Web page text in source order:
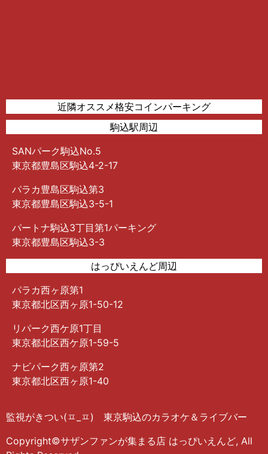
近隣オススメ格安コインパーキング
駒込駅周辺
SANパーク駒込No.5
東京都豊島区駒込4-2-17
パラカ豊島区駒込第3
東京都豊島区駒込3-5-1
パートナ駒込3丁目第1パーキング
東京都豊島区駒込3-3
はっぴいえんど周辺
パラカ西ヶ原第1
東京都北区西ヶ原1-50-12
リパーク西ケ原1丁目
東京都北区西ケ原1-59-5
ナビパーク西ヶ原第2
東京都北区西ヶ原1-40
監視がきつい(ㅍ_ㅍ) 東京駒込のカラオケ＆ライブバー
Copyright©サザンファンが集まる店 はっぴいえんど, All